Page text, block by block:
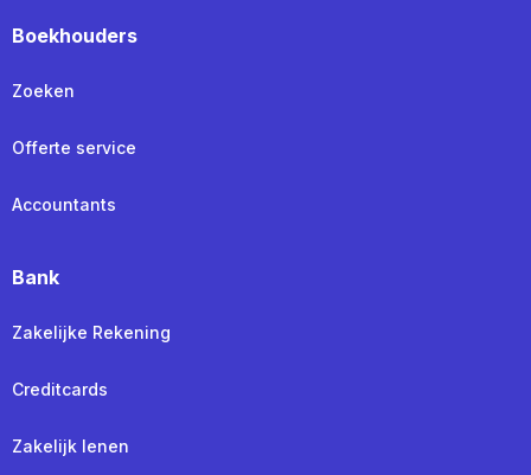
Boekhouders
Zoeken
Offerte service
Accountants
Bank
Zakelijke Rekening
Creditcards
Zakelijk lenen